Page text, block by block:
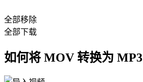
全部移除
全部下载
如何将 MOV 转换为 MP3